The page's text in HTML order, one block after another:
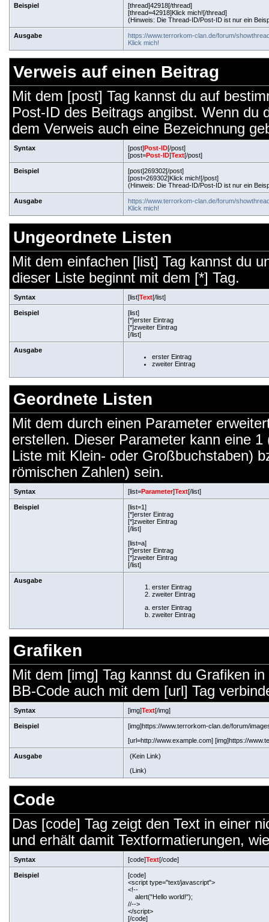
Beispiel
[thread]42918[/thread]
[thread=42918]Klick mich![/thread]
(Hinweis: Die Thread-ID/Post-ID ist nur ein
Ausgabe
https://www.terrorkom-clan.de/forum/
Klick mich!
Verweis auf einen Beitrag
Mit dem [post] Tag kannst du auf
Post-ID des Beitrags angibst. Wenn du
dem Verweis auch eine Bezeichnung
Syntax [post]Post-ID[/post]
[post=Post-ID]Text[/post]
Beispiel
[post]269302[/post]
[post=269302]Klick mich![/post]
(Hinweis: Die Thread-ID/Post-ID ist nur ein
Ausgabe
https://www.terrorkom-clan.de/forum/
Klick mich!
Ungeordnete Listen
Mit dem einfachen [list] Tag kannst du
dieser Liste beginnt mit dem [*] Tag.
Syntax [list]Text[/list]
Beispiel
[list]
[*]erster Eintrag
[*]zweiter Eintrag
[/list]
Ausgabe
erster Eintrag
zweiter Eintrag
Geordnete Listen
Mit dem durch einen Parameter
erstellen. Dieser Parameter kann eine
Liste mit Klein- oder Großbuchstaben)
römischen Zahlen) sein.
Syntax [list=Parameter]Text[/list]
Beispiel
[list=1]
[*]erster Eintrag
[*]zweiter Eintrag
[/list]
[list=a]
[*]erster Eintrag
[*]zweiter Eintrag
[/list]
Ausgabe
erster Eintrag
zweiter Eintrag
erster Eintrag
zweiter Eintrag
Grafiken
Mit dem [img] Tag kannst du Grafiken
BB-Code auch mit dem [url] Tag
Syntax [img]Text[/img]
Beispiel
[img]https://www.terrorkom-clan.de/forum/
[url=http://www.example.com] [img]https://
Ausgabe
(Kein Link)
(Link)
Code
Das [code] Tag zeigt den Text in einer
und erhält damit Textformatierungen,
Syntax [code]Text[/code]
Beispiel
[code]
<script type="text/javascript">
<!--
alert("Hello world!");
//-->
</script>
[/code]